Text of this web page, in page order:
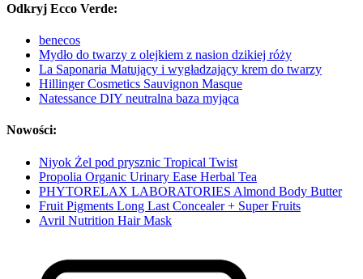
Odkryj Ecco Verde:
benecos
Mydło do twarzy z olejkiem z nasion dzikiej róży
La Saponaria Matujący i wygładzający krem do twarzy
Hillinger Cosmetics Sauvignon Masque
Natessance DIY neutralna baza myjąca
Nowości:
Niyok Żel pod prysznic Tropical Twist
Propolia Organic Urinary Ease Herbal Tea
PHYTORELAX LABORATORIES Almond Body Butter
Fruit Pigments Long Last Concealer + Super Fruits
Avril Nutrition Hair Mask